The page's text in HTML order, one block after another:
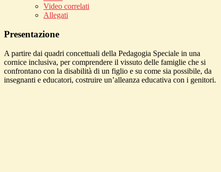
Video correlati
Allegati
Presentazione
A partire dai quadri concettuali della Pedagogia Speciale in una
cornice inclusiva, per comprendere il vissuto delle famiglie che si
confrontano con la disabilità di un figlio e su come sia possibile, da
insegnanti e educatori, costruire un’alleanza educativa con i genitori.